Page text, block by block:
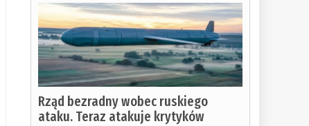
Rząd bezradny wobec ruskiego
ataku. Teraz atakuje krytyków